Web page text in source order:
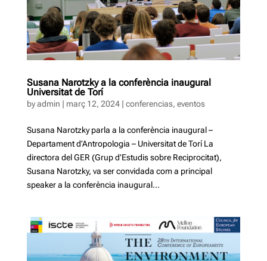
Susana Narotzky a la conferència inaugural
Universitat de Torí
byadmin | març 12, 2024| conferencias, eventos
Susana Narotzky parla a la conferència inaugural –
Departament d’Antropologia – Universitat de Torí La
directora del GER (Grup d’Estudis sobre Reciprocitat),
Susana Narotzky, va ser convidada com a principal
speaker a la conferència inaugural...